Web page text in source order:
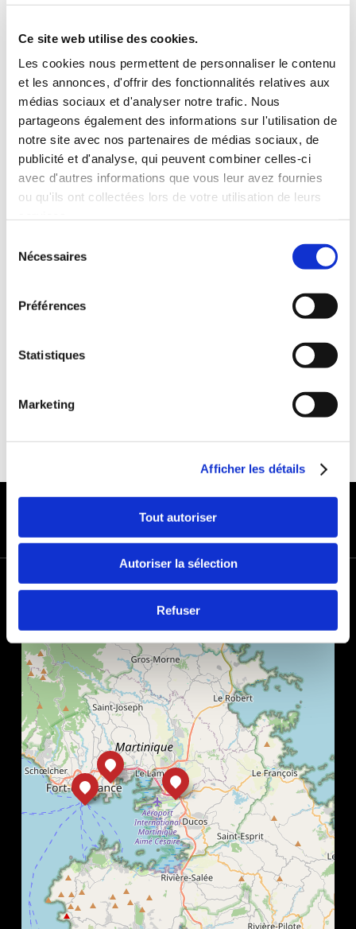
Ce site web utilise des cookies.
Les cookies nous permettent de personnaliser le contenu
et les annonces, d'offrir des fonctionnalités relatives aux
médias sociaux et d'analyser notre trafic. Nous
partageons également des informations sur l'utilisation de
notre site avec nos partenaires de médias sociaux, de
publicité et d'analyse, qui peuvent combiner celles-ci
avec d'autres informations que vous leur avez fournies
ou qu'ils ont collectées lors de votre utilisation de leurs
Nécessaires
Préférences
Statistiques
Marketing
Afficher les détails
Tout autoriser
Autoriser la sélection
Refuser
INCLUS À LA LOCATION
Killométrage illimité
Assurance tous risques (hors franchise)
Carburant : plein à rendre plein
CONDITIONS DE LOCATION
Age minimum :20 ans
ASSURANCE
Franchise :1500 €
MODES DE PAIEMENT
+